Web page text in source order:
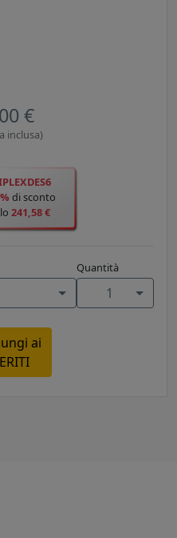
€
inclusa)
di sconto
241,58 €
Quantità
1
ai